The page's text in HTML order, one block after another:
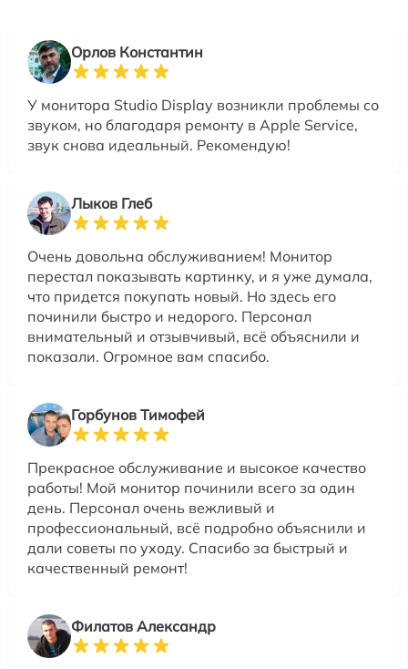
Орлов Константин
У монитора Studio Display возникли проблемы со
звуком, но благодаря ремонту в Apple Service,
звук снова идеальный. Рекомендую!
Лыков Глеб
Очень довольна обслуживанием! Монитор
перестал показывать картинку, и я уже думала,
что придется покупать новый. Но здесь его
починили быстро и недорого. Персонал
внимательный и отзывчивый, всё объяснили и
показали. Огромное вам спасибо.
Горбунов Тимофей
Прекрасное обслуживание и высокое качество
работы! Мой монитор починили всего за один
день. Персонал очень вежливый и
профессиональный, всё подробно объяснили и
дали советы по уходу. Спасибо за быстрый и
качественный ремонт!
Филатов Александр